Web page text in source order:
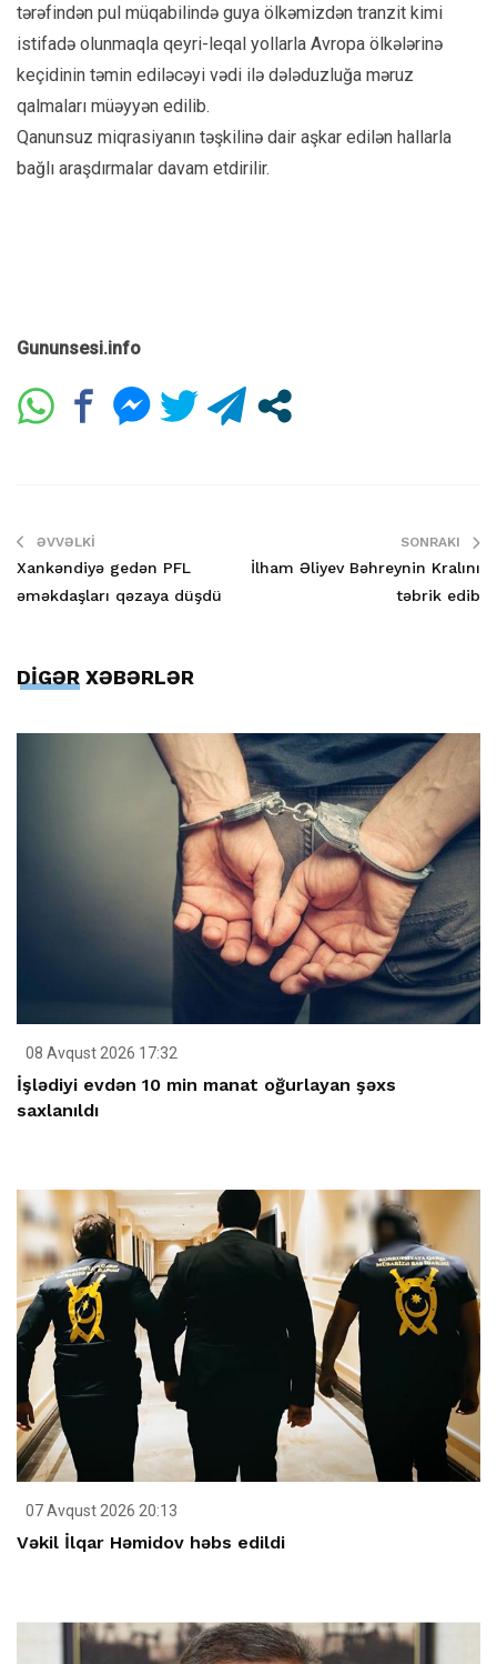
tərəfindən pul müqabilində guya ölkəmizdən tranzit kimi
istifadə olunmaqla qeyri-leqal yollarla Avropa ölkələrinə
keçidinin təmin ediləcəyi vədi ilə dələduzluğa məruz
qalmaları müəyyən edilib.
Qanunsuz miqrasiyanın təşkilinə dair aşkar edilən hallarla
bağlı araşdırmalar davam etdirilir.
Gununsesi.info
ƏVVƏLKI
Xankəndiyə gedən PFL
əməkdaşları qəzaya düşdü
SONRAKI
İlham Əliyev Bəhreynin Kralını
təbrik edib
DİGƏR XƏBƏRLƏR
08 Avqust 2026 17:32
İşlədiyi evdən 10 min manat oğurlayan şəxs
saxlanıldı
07 Avqust 2026 20:13
Vəkil İlqar Həmidov həbs edildi